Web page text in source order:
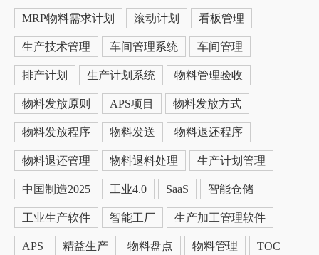
MRP物料需求计划 滚动计划 看板管理
生产技术管理 车间管理系统 车间管理
排产计划 生产计划系统 物料管理验收
物料发放原则 APS项目 物料发放方式
物料发放程序 物料发送 物料退还程序
物料退还管理 物料退料处理 生产计划管理
中国制造2025 工业4.0 SaaS 智能仓储
工业生产软件 智能工厂 生产加工管理软件
APS 精益生产 物料盘点 物料管理 TOC